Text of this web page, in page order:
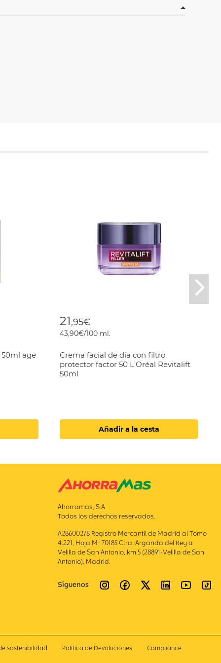
age
21,95€
43,90€/100 ml.
Crema facial de día con filtro
protector factor 50 L'Oréal Revitalift
50ml
Añadir a la cesta
Ahorramas, S.A
Todos los derechos reservados.
A28600278 Registro Mercantil de Madrid al Tomo
4.221, Hoja M- 70185 Ctra. Arganda del Rey a
Velilla de San Antonio, km.5 (28891-Velilla de San
Antonio), Madrid.
Síguenos
sostenibilidad Politica de Devoluciones Compliance